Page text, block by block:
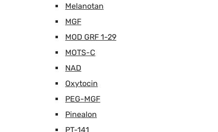
Melanotan
MGF
MOD GRF 1-29
MOTS-C
NAD
Oxytocin
PEG-MGF
Pinealon
PT-141